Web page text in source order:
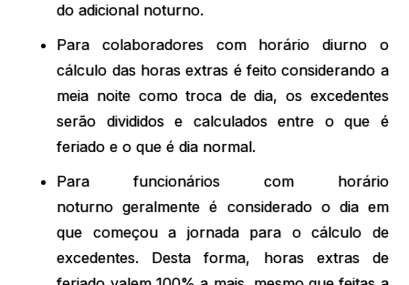
do adicional noturno.
Para colaboradores com horário diurno o
cálculo das horas extras é feito considerando a
meia noite como troca de dia, os excedentes
serão divididos e calculados entre o que é
feriado e o que é dia normal.
Para funcionários com horário
noturno geralmente é considerado o dia em
que começou a jornada para o cálculo de
excedentes. Desta forma, horas extras de